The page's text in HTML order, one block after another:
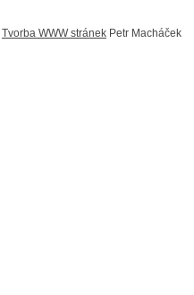
Tvorba WWW stránek Petr Macháček